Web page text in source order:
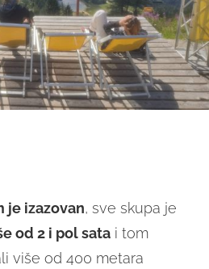
je izazovan, sve skupa je
od 2 i pol sata i tom
više od 400 metara